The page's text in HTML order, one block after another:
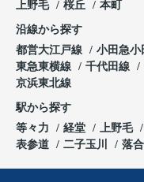
上野毛
桜丘 本町
沿線から探す
都営大江戸線
小田急小
東急東横線
千代田線
京浜東北線
駅から探す
等々力
経堂 上野毛
表参道
二子玉川 落